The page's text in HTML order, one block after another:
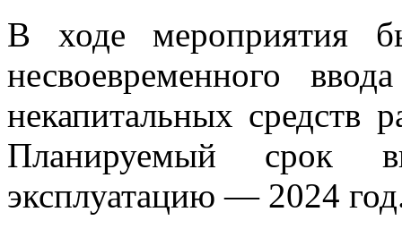
В ходе мероприятия
несвоевременного
некапитальных средств
Планируемый срок
эксплуатацию — 2024